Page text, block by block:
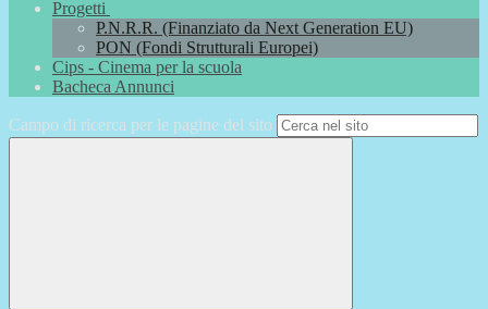
Progetti
P.N.R.R. (Finanziato da Next Generation EU)
PON (Fondi Strutturali Europei)
Cips - Cinema per la scuola
Bacheca Annunci
Campo di ricerca per le pagine del sito